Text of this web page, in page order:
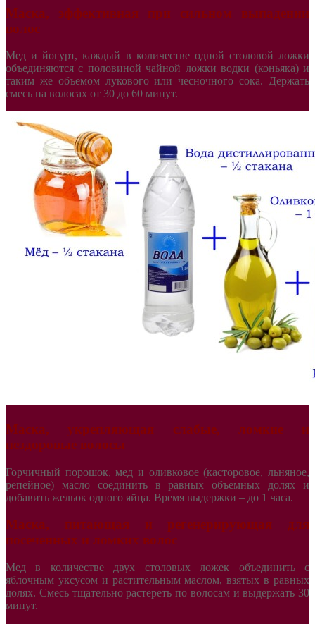
Маска, эффективная при сильном выпадении
волос
Мед и йогурт, каждый в количестве одной столовой ложки
объединяются с половиной чайной ложки водки (коньяка) и
таким же объемом лукового или чесночного сока. Держать
смесь на волосах от 30 до 60 минут.
Маска, укрепляющая слабые, ломкие и
нездоровые волосы
Горчичный порошок, мед и оливковое (касторовое, льняное,
репейное) масло соединить в равных объемных долях и
добавить жельок одного яйца. Время выдержки – до 1 часа.
Маска, питающая и регенерирующая для
посеченных и ломких волос
Мед в количестве двух столовых ложек объединить с
яблочным уксусом и растительным маслом, взятых в равных
долях. Смесь тщательно растереть по волосам и выдержать 30
минут.